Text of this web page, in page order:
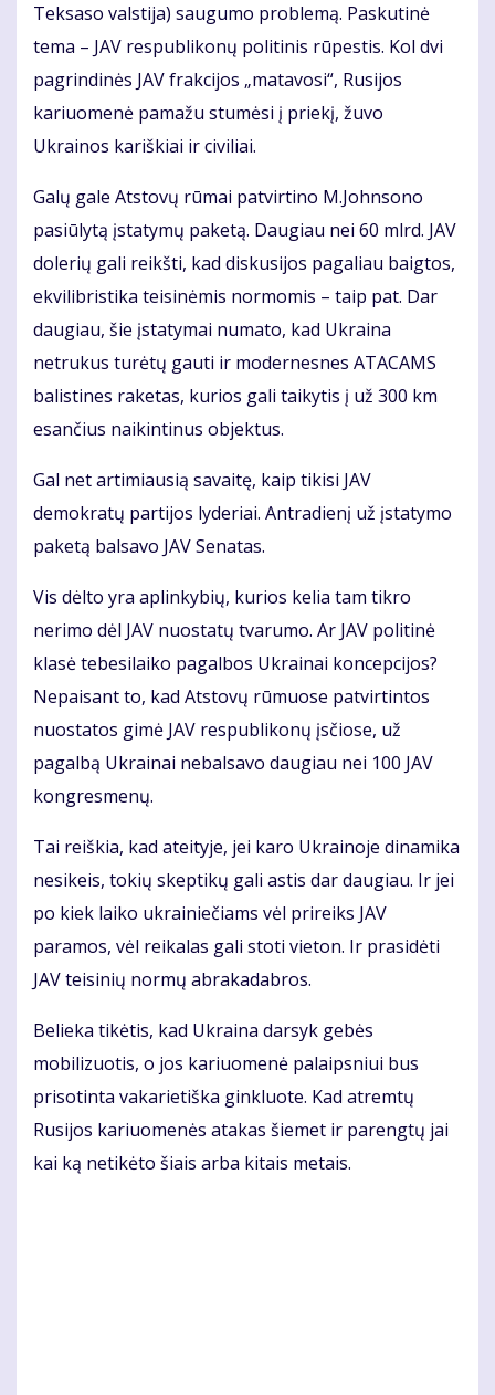
Teksaso valstija) saugumo problemą. Paskutinė
tema – JAV respublikonų politinis rūpestis. Kol dvi
pagrindinės JAV frakcijos „matavosi“, Rusijos
kariuomenė pamažu stumėsi į priekį, žuvo
Ukrainos kariškiai ir civiliai.
Galų gale Atstovų rūmai patvirtino M.Johnsono
pasiūlytą įstatymų paketą. Daugiau nei 60 mlrd. JAV
dolerių gali reikšti, kad diskusijos pagaliau baigtos,
ekvilibristika teisinėmis normomis – taip pat. Dar
daugiau, šie įstatymai numato, kad Ukraina
netrukus turėtų gauti ir modernesnes ATACAMS
balistines raketas, kurios gali taikytis į už 300 km
esančius naikintinus objektus.
Gal net artimiausią savaitę, kaip tikisi JAV
demokratų partijos lyderiai. Antradienį už įstatymo
paketą balsavo JAV Senatas.
Vis dėlto yra aplinkybių, kurios kelia tam tikro
nerimo dėl JAV nuostatų tvarumo. Ar JAV politinė
klasė tebesilaiko pagalbos Ukrainai koncepcijos?
Nepaisant to, kad Atstovų rūmuose patvirtintos
nuostatos gimė JAV respublikonų įsčiose, už
pagalbą Ukrainai nebalsavo daugiau nei 100 JAV
kongresmenų.
Tai reiškia, kad ateityje, jei karo Ukrainoje dinamika
nesikeis, tokių skeptikų gali astis dar daugiau. Ir jei
po kiek laiko ukrainiečiams vėl prireiks JAV
paramos, vėl reikalas gali stoti vieton. Ir prasidėti
JAV teisinių normų abrakadabros.
Belieka tikėtis, kad Ukraina darsyk gebės
mobilizuotis, o jos kariuomenė palaipsniui bus
prisotinta vakarietiška ginkluote. Kad atremtų
Rusijos kariuomenės atakas šiemet ir parengtų jai
kai ką netikėto šiais arba kitais metais.